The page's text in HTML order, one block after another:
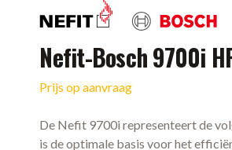
Nefit-Bosch 9700i
Prijs op aanvraag
De Nefit 9700i representeert de
is de optimale basis voor het